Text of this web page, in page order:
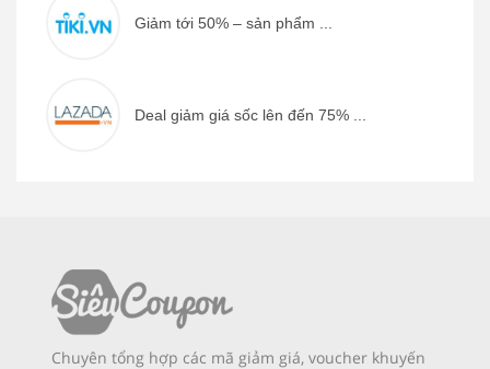
Giảm tới 50% – sản phẩm ...
Deal giảm giá sốc lên đến 75% ...
Chuyên tổng hợp các mã giảm giá, voucher khuyến